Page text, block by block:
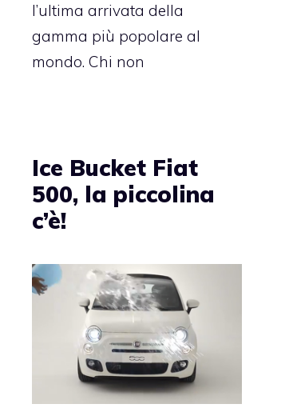
l’ultima arrivata della
gamma più popolare al
mondo. Chi non
Ice Bucket Fiat
500, la piccolina
c’è!